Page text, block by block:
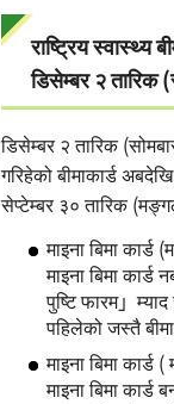
राष्ट्रिय स्वास्थ्य
डिसेम्बर २ तारिक
डिसेम्बर २ तारिक
गरिहेको बीमाकार्ड
सेप्टेम्बर ३० तारिक
माइना बिमा कार्ड
माइना बिमा
पुष्टि फारम」
पहिलेको जस्तै
माइना बिमा कार्ड
माइना बिमा